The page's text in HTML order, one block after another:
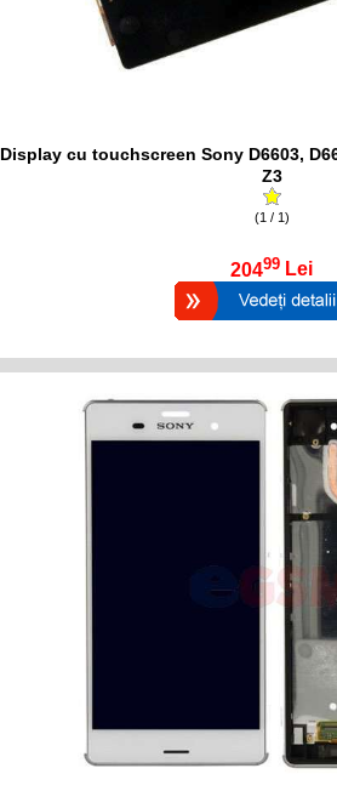
Display cu touchscreen Sony D6603,
Z3
(1 / 1)
20499 Lei